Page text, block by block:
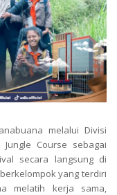
melalui Divisi
Course sebagai
secara langsung di
yang terdiri
melatih kerja sama,